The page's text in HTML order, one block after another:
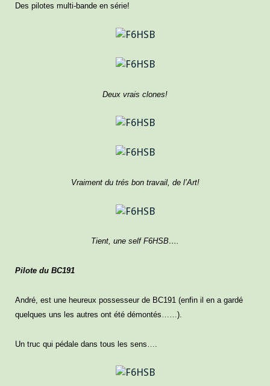
Des pilotes multi-bande en série!
Deux vrais clones!
Vraiment du trés bon travail, de l’Art!
Tient, une self F6HSB….
Pilote du BC191
André, est une heureux possesseur de BC191 (enfin il en a gardé
quelques uns les autres ont été démontés……).
Un truc qui pédale dans tous les sens….